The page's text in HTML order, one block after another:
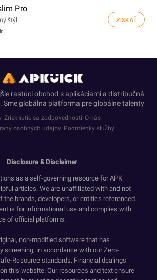
Pro
štýl ZÍSKAŤ
rastúci obchod s aplikáciami a distribučná
Sme globálna platforma pre globálne talenty
Zrieknutie sa zodpovednosti O nás
osobných údajov Podmienky služby
Disclosure & Disclaimer
as a self-governing resource for APK
articles. We are unaffiliated with and not
the brands, developers, or entities referenced.
is for informational use and complies with
of official platforms.
non-modified software that has
screening, in accordance with our Zero-
Resource standards. Financial dealings
this website. Our resources and text ensure